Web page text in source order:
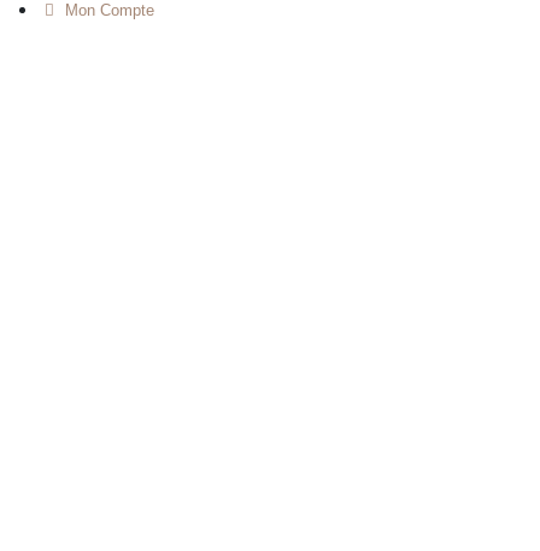
Mon Compte